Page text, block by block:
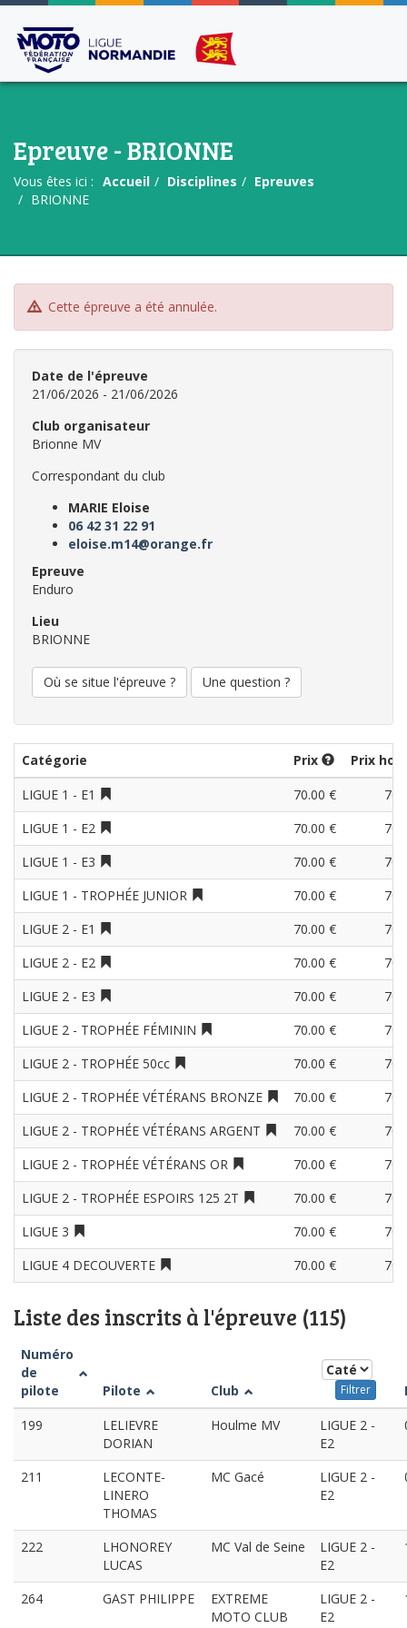
Epreuve - BRIONNE
Vous êtes ici : Accueil Disciplines
Epreuves
BRIONNE
Cette épreuve a été annulée.
Date de l'épreuve
21/06/2026 - 21/06/2026
Club organisateur
Brionne MV
Correspondant du club
MARIE Eloise
06 42 31 22 91
eloise.m14@orange.fr
Epreuve
Enduro
Lieu
BRIONNE
Où se situe l'épreuve ? Une question ?
Catégorie Prix
Prix
LIGUE 1 - E1
70.00 €
LIGUE 1 - E2
70.00 €
LIGUE 1 - E3
70.00 €
LIGUE 1 - TROPHÉE JUNIOR
70.00 €
LIGUE 2 - E1
70.00 €
LIGUE 2 - E2
70.00 €
LIGUE 2 - E3
70.00 €
LIGUE 2 - TROPHÉE FÉMININ
70.00 €
LIGUE 2 - TROPHÉE 50cc
70.00 €
LIGUE 2 - TROPHÉE VÉTÉRANS BRONZE
70.00 €
LIGUE 2 - TROPHÉE VÉTÉRANS ARGENT
70.00 €
LIGUE 2 - TROPHÉE VÉTÉRANS OR
70.00 €
LIGUE 2 - TROPHÉE ESPOIRS 125 2T
70.00 €
LIGUE 3
70.00 €
LIGUE 4 DECOUVERTE
70.00 €
Liste des inscrits à l'épreuve (115)
Numéro
de
pilote
Pilote Club Filtrer
199
LELIEVRE
DORIAN
Houlme MV
LIGUE 2 -
E2
211
LECONTE-
LINERO
THOMAS
MC Gacé
LIGUE 2 -
E2
222
LHONOREY
LUCAS
MC Val de Seine
LIGUE 2 -
E2
264 GAST PHILIPPE
EXTREME
MOTO CLUB
LIGUE 2 -
E2